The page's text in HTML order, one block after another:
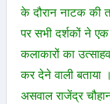
के दौरान नाटक की
पर सभी दर्शकों ने
कलाकारों का
कर देने वाली बताया
असवाल राजेंद्र